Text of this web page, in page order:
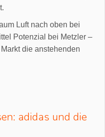
Luft nach oben bei
Potenzial bei Metzler –
die anstehenden
adidas und die